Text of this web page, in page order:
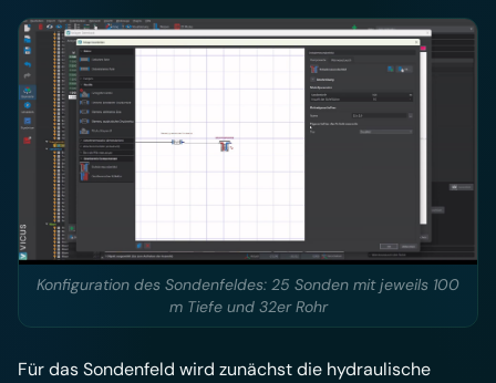
Konfiguration des Sondenfeldes: 25 Sonden mit jeweils 100
m Tiefe und 32er Rohr
Für das Sondenfeld wird zunächst die hydraulische